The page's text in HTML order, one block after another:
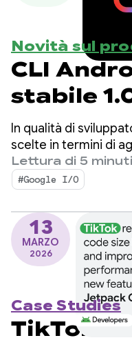
Novità sul
CLI
stabile
sviluppo
agente
In qualità di
scelte in termini di
riga di comando
sviluppo di app.
Lettura di 5 minuti
#Google I/O
13
MARZO
2026
Case Studies
TikTok